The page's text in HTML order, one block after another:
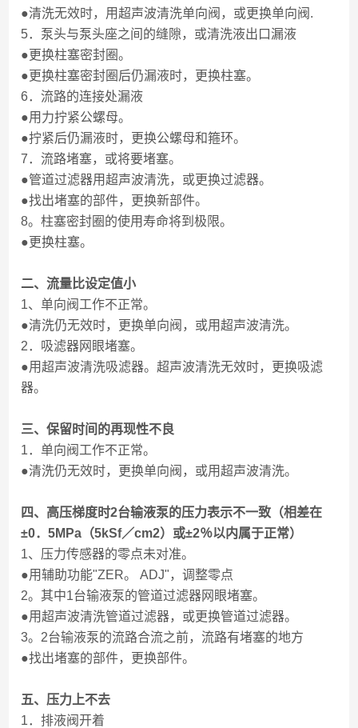
●清洗无效时，用超声波清洗单向阀，或更换单向阀.
5．泵头与泵头座之间的缝隙，或清洗液出口漏液
●更换柱塞密封圈。
●更换柱塞密封圈后仍漏液时，更换柱塞。
6．流路的连接处漏液
●用力拧紧公螺母。
●拧紧后仍漏液时，更换公螺母和箍环。
7．流路堵塞，或将要堵塞。
●管道过滤器用超声波清洗，或更换过滤器。
●找出堵塞的部件，更换新部件。
8。柱塞密封圈的使用寿命将到极限。
●更换柱塞。
二、流量比设定值小
1、单向阀工作不正常。
●清洗仍无效时，更换单向阀，或用超声波清洗。
2．吸滤器网眼堵塞。
●用超声波清洗吸滤器。超声波清洗无效时，更换吸滤
器。
三、保留时间的再现性不良
1．单向阀工作不正常。
●清洗仍无效时，更换单向阀，或用超声波清洗。
四、高压梯度时2台输液泵的压力表示不一致（相差在
±0．5MPa（5kSf／cm2）或±2％以内属于正常）
1、压力传感器的零点未对准。
●用辅助功能"ZER。 ADJ"，调整零点
2。其中1台输液泵的管道过滤器网眼堵塞。
●用超声波清洗管道过滤器，或更换管道过滤器。
3。2台输液泵的流路合流之前，流路有堵塞的地方
●找出堵塞的部件，更换部件。
五、压力上不去
1．排液阀开着